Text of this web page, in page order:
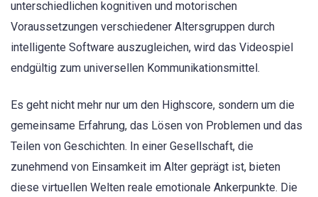
unterschiedlichen kognitiven und motorischen
Voraussetzungen verschiedener Altersgruppen durch
intelligente Software auszugleichen, wird das Videospiel
endgültig zum universellen Kommunikationsmittel.
Es geht nicht mehr nur um den Highscore, sondern um die
gemeinsame Erfahrung, das Lösen von Problemen und das
Teilen von Geschichten. In einer Gesellschaft, die
zunehmend von Einsamkeit im Alter geprägt ist, bieten
diese virtuellen Welten reale emotionale Ankerpunkte. Die